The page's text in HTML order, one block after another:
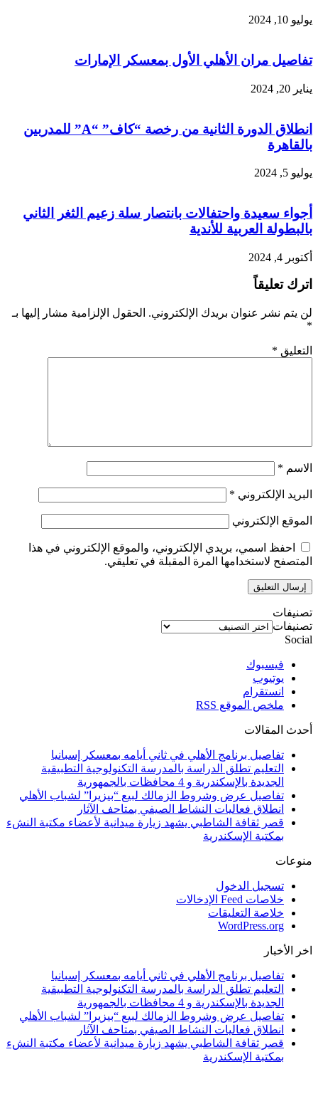
يوليو 10, 2024
تفاصيل مران الأهلي الأول بمعسكر الإمارات
يناير 20, 2024
انطلاق الدورة الثانية من رخصة “كاف” “A” للمدربين
بالقاهرة
يوليو 5, 2024
أجواء سعيدة واحتفالات بانتصار سلة زعيم الثغر الثاني
بالبطولة العربية للأندية
أكتوبر 4, 2024
اترك تعليقاً
لن يتم نشر عنوان بريدك الإلكتروني. الحقول الإلزامية مشار إليها بـ
*
التعليق *
الاسم *
البريد الإلكتروني *
الموقع الإلكتروني
احفظ اسمي، بريدي الإلكتروني، والموقع الإلكتروني في هذا
المتصفح لاستخدامها المرة المقبلة في تعليقي.
تصنيفات
تصنيفات
Social
فيسبوك
يوتيوب
انستقرام
ملخص الموقع RSS
أحدث المقالات
تفاصيل برنامج الأهلي في ثاني أيامه بمعسكر إسبانيا
التعليم تطلق الدراسة بالمدرسة التكنولوجية التطبيقية
الجديدة بالإسكندرية و 4 محافظات بالجمهورية
تفاصيل عرض وشروط الزمالك لبيع “بيزيرا” لشباب الأهلي
انطلاق فعاليات النشاط الصيفي بمتاحف الآثار
قصر ثقافة الشاطبي يشهد زيارة ميدانية لأعضاء مكتبة النشء
بمكتبة الإسكندرية
منوعات
تسجيل الدخول
خلاصات Feed الإدخالات
خلاصة التعليقات
WordPress.org
اخر الأخبار
تفاصيل برنامج الأهلي في ثاني أيامه بمعسكر إسبانيا
التعليم تطلق الدراسة بالمدرسة التكنولوجية التطبيقية
الجديدة بالإسكندرية و 4 محافظات بالجمهورية
تفاصيل عرض وشروط الزمالك لبيع “بيزيرا” لشباب الأهلي
انطلاق فعاليات النشاط الصيفي بمتاحف الآثار
قصر ثقافة الشاطبي يشهد زيارة ميدانية لأعضاء مكتبة النشء
بمكتبة الإسكندرية